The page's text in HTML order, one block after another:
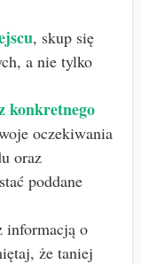
, skup się
a nie tylko
konkretnego
oczekiwania
oraz
poddane
informacją o
że taniej